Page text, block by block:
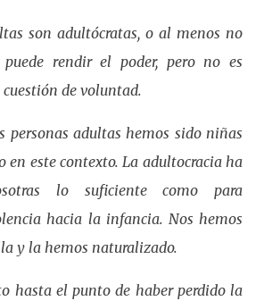
son adultócratas, o al menos no
rendir el poder, pero no es
de voluntad.
personas adultas hemos sido niñas
en este contexto. La adultocracia ha
lo suficiente como para
hacia la infancia. Nos hemos
y la hemos naturalizado.
hasta el punto de haber perdido la